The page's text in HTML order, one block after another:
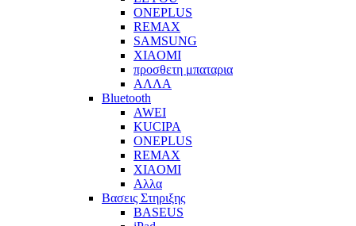
ONEPLUS
REMAX
SAMSUNG
XIAOMI
προσθετη μπαταρια
ΑΛΛΑ
Bluetooth
AWEI
KUCIPA
ONEPLUS
REMAX
XIAOMI
Αλλα
Βασεις Στηριξης
BASEUS